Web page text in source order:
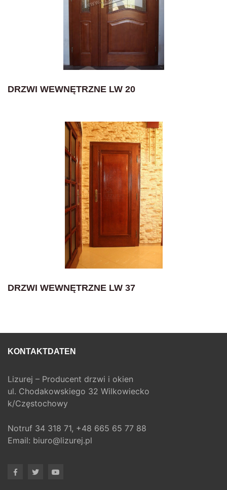
DRZWI WEWNĘTRZNE LW 20
DRZWI WEWNĘTRZNE LW 37
KONTAKTDATEN
Lizurej – Producent drzwi i okien
ul. Chodakowskiego 32 Wilkowiecko
k/Częstochowy
Notruf 34 318 71, +48 665 65 77 88
Email: biuro@lizurej.pl